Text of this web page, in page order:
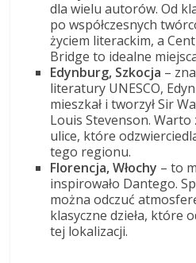
dla wielu autorów. Od
po współczesnych
życiem literackim, a
Bridge to idealne
Edynburg, Szkocja –
literatury UNESCO,
mieszkał i tworzył Sir
Louis Stevenson.
ulice, które
tego regionu.
Florencja, Włochy – to
inspirowało Dantego.
można odczuć
klasyczne dzieła, które
tej lokalizacji.